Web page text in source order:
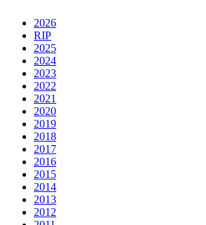
2026
RIP
2025
2024
2023
2022
2021
2020
2019
2018
2017
2016
2015
2014
2013
2012